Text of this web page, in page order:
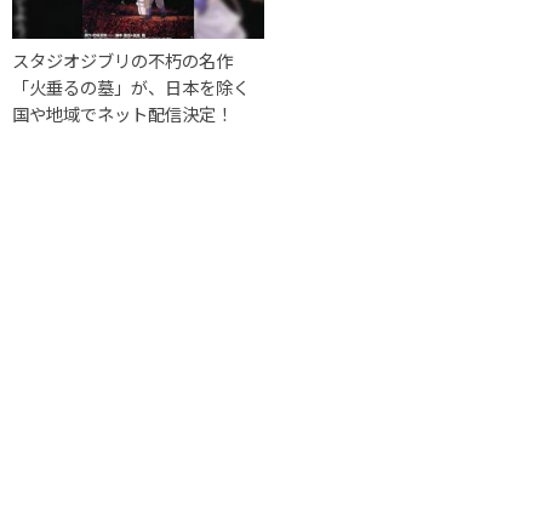
スタジオジブリの不朽の名作
「火垂るの墓」が、日本を除く
国や地域でネット配信決定！